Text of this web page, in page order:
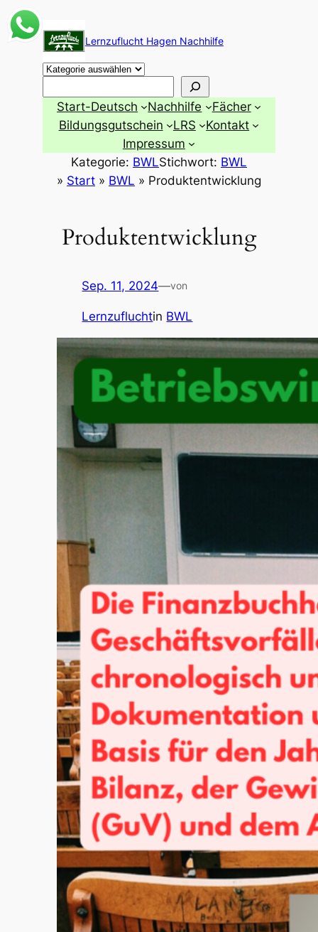
Zum
Inhalt
springen
Lernzuflucht Hagen Nachhilfe
Start-Deutsch Nachhilfe
Fächer
Bildungsgutschein
LRS
Kontakt
Impressum
Kategorie: BWLStichwort: BWL
» Start » BWL » Produktentwicklung
Produktentwicklung
Sep. 11, 2024—von
Lernzufluchtin BWL